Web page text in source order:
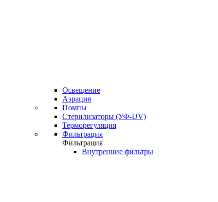
Освещение
Аэрация
Помпы
Стерилизаторы (УФ-UV)
Терморегуляция
Фильтрация
Фильтрация
Внутренние фильтры